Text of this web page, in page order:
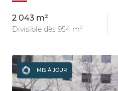
2 043 m²
Divisible dès 954 m²
MIS À JOUR